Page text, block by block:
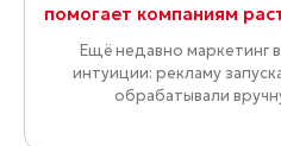
помогает компаниям
Ещё недавно маркетинг
интуиции: рекламу
обрабатывали